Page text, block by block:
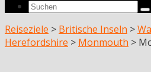
Reiseziele > Britische Inseln >
Herefordshire > Monmouth >